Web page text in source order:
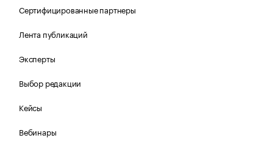
Сертифицированные партнеры
Лента публикаций
Эксперты
Выбор редакции
Кейсы
Вебинары